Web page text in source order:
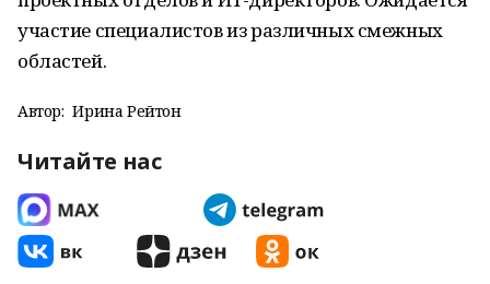
участие специалистов из различных смежных
областей.
Автор: Ирина Рейтон
Читайте нас